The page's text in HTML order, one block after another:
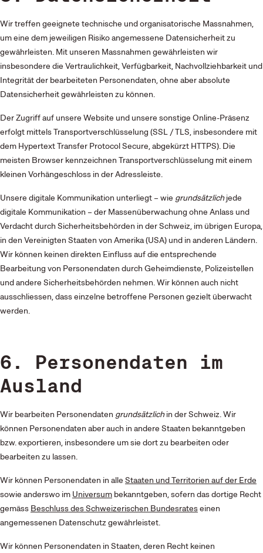
Wir treffen geeignete technische und organisatorische Massnahmen,
um eine dem jeweiligen Risiko angemessene Datensicherheit zu
gewährleisten. Mit unseren Massnahmen gewährleisten wir
insbesondere die Vertraulichkeit, Verfügbarkeit, Nachvollziehbarkeit und
Integrität der bearbeiteten Personendaten, ohne aber absolute
Datensicherheit gewährleisten zu können.
Der Zugriff auf unsere Website und unsere sonstige Online-Präsenz
erfolgt mittels Transportverschlüsselung (SSL / TLS, insbesondere mit
dem Hypertext Transfer Protocol Secure, abgekürzt HTTPS). Die
meisten Browser kennzeichnen Transportverschlüsselung mit einem
kleinen Vorhängeschloss in der Adressleiste.
Unsere digitale Kommunikation unterliegt – wie grundsätzlichjede
digitale Kommunikation – der Massenüberwachung ohne Anlass und
Verdacht durch Sicherheitsbehörden in der Schweiz, im übrigen Europa,
in den Vereinigten Staaten von Amerika (USA) und in anderen Ländern.
Wir können keinen direkten Einfluss auf die entsprechende
Bearbeitung von Personendaten durch Geheimdienste, Polizeistellen
und andere Sicherheitsbehörden nehmen. Wir können auch nicht
ausschliessen, dass einzelne betroffene Personen gezielt überwacht
werden.
6. Personendaten im
Ausland
Wir bearbeiten Personendaten grundsätzlichin der Schweiz. Wir
können Personendaten aber auch in andere Staaten bekanntgeben
bzw. exportieren, insbesondere um sie dort zu bearbeiten oder
bearbeiten zu lassen.
Wir können Personendaten in alle Staaten und Territorien auf der Erde
sowie anderswo im Universum bekanntgeben, sofern das dortige Recht
gemäss Beschluss des Schweizerischen Bundesrateseinen
angemessenen Datenschutz gewährleistet.
Wir können Personendaten in Staaten, deren Recht keinen